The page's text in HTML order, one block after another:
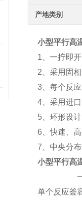
产地类别
小型平行高
1、一拧即
2、采用固
3、 每个反
4、采用进
5、环形设
6、快速、
7、中央分
小型平行高
一体式
单个反应